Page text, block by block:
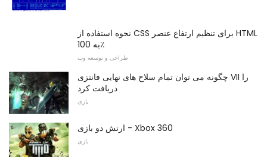
نحوه استفاده از CSS برای تنظیم ارتفاع عنصر HTML
به 100٪
طراحی و توسعه وب
چگونه می توان تمام سلاح های نهایی فانتزی VII را
دریافت کرد
بازی
ارتش دو بازی - Xbox 360
بازی